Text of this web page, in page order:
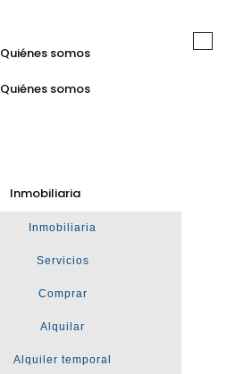
Quiénes somos
Quiénes somos
Inmobiliaria
Inmobiliaria
Servicios
Comprar
Alquilar
Alquiler temporal